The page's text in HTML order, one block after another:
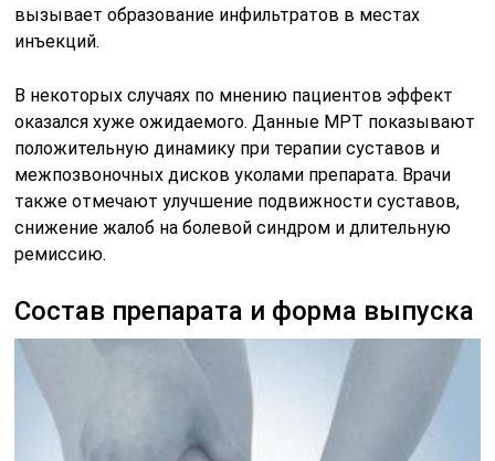
вызывает образование инфильтратов в местах
инъекций.
В некоторых случаях по мнению пациентов эффект
оказался хуже ожидаемого. Данные МРТ показывают
положительную динамику при терапии суставов и
межпозвоночных дисков уколами препарата. Врачи
также отмечают улучшение подвижности суставов,
снижение жалоб на болевой синдром и длительную
ремиссию.
Состав препарата и форма выпуска